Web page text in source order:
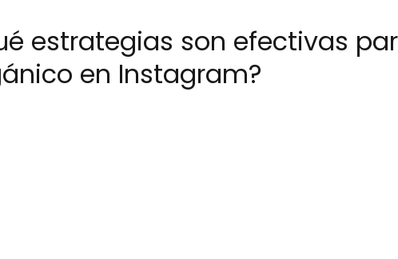
estrategias son efectivas
en Instagram?